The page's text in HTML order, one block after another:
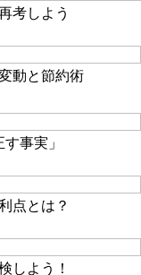
考しよう
動と節約術
事実」
点とは？
しよう！